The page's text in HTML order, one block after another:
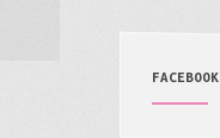
FACEBOOK